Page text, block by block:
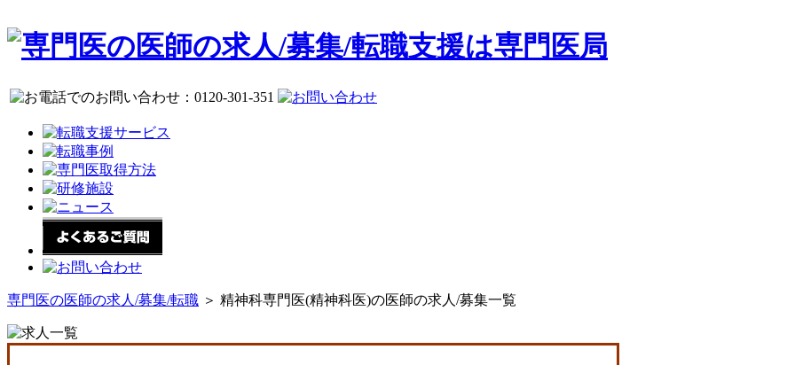
専門医の医師の求人/募集/転職 ＞ 精神科専門医(精神科医)の医師の求人/募集一覧